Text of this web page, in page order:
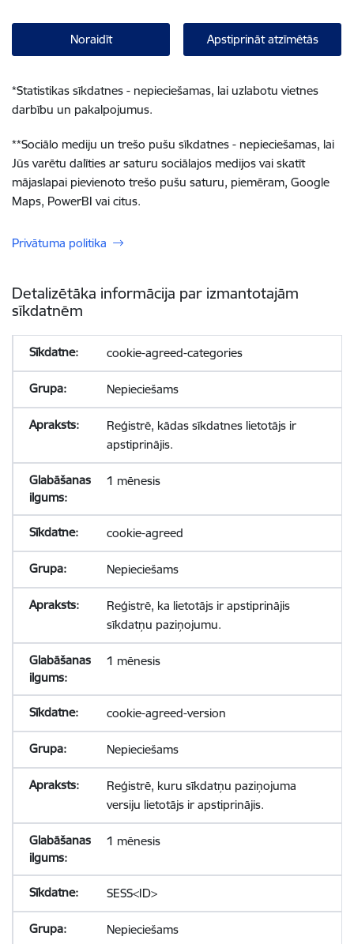
Noraidīt Apstiprināt atzīmētās
*Statistikas sīkdatnes - nepieciešamas, lai uzlabotu vietnes
darbību un pakalpojumus.
**Sociālo mediju un trešo pušu sīkdatnes - nepieciešamas, lai
Jūs varētu dalīties ar saturu sociālajos medijos vai skatīt
mājaslapai pievienoto trešo pušu saturu, piemēram, Google
Maps, PowerBI vai citus.
Privātuma politika
Detalizētāka informācija par izmantotajām
sīkdatnēm
cookie-agreed-categories
Nepieciešams
Reģistrē, kādas sīkdatnes lietotājs ir
apstiprinājis.
1 mēnesis
cookie-agreed
Nepieciešams
Reģistrē, ka lietotājs ir apstiprinājis
sīkdatņu paziņojumu.
1 mēnesis
cookie-agreed-version
Nepieciešams
Reģistrē, kuru sīkdatņu paziņojuma
versiju lietotājs ir apstiprinājis.
1 mēnesis
SESS<ID>
Nepieciešams